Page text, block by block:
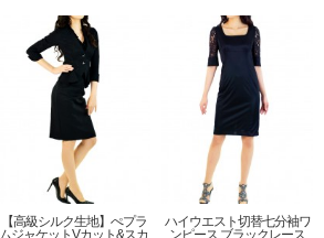
【高級シルク生地】ぺプラ
ハイウエスト切替七分袖ワ